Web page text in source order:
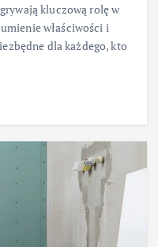
kluczową rolę w
właściwości i
dla każdego, kto